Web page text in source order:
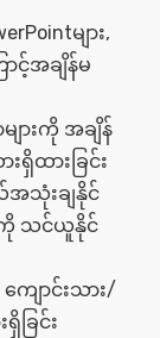
များ,
ာင့်အချိန်မ
ားကို အချိန်
းရှိထားခြင်း
အသုံးချနိုင်
ကို သင်ယူနိုင်
ောင်းသား/
ခြင်း